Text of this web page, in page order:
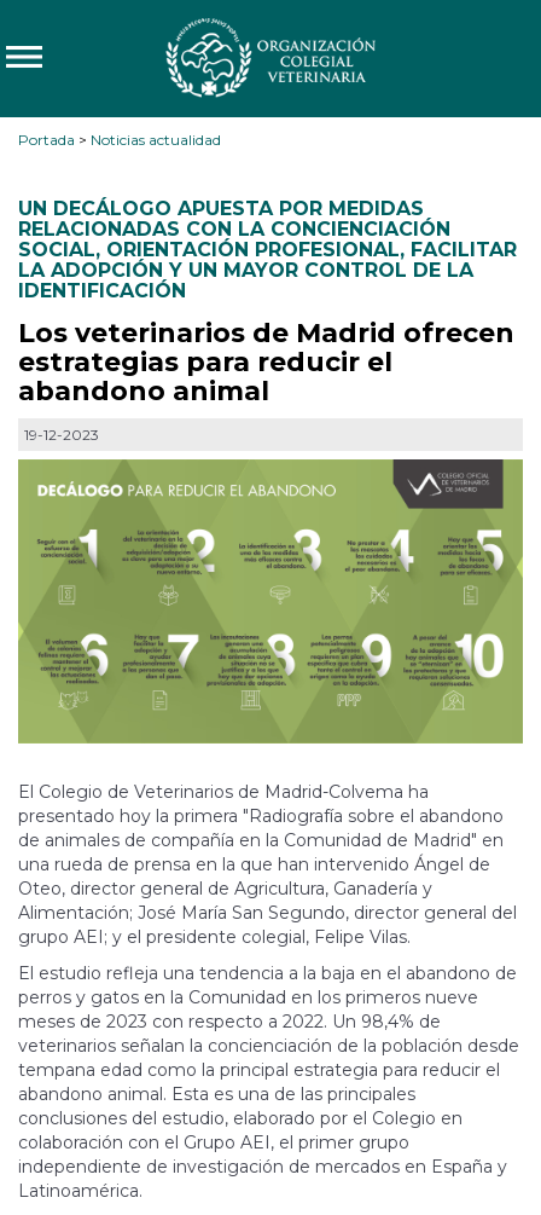
Portada > Noticias actualidad
UN DECÁLOGO APUESTA POR MEDIDAS
RELACIONADAS CON LA CONCIENCIACIÓN
SOCIAL, ORIENTACIÓN PROFESIONAL, FACILITAR
LA ADOPCIÓN Y UN MAYOR CONTROL DE LA
IDENTIFICACIÓN
Los veterinarios de Madrid ofrecen
estrategias para reducir el
abandono animal
19-12-2023
El Colegio de Veterinarios de Madrid-Colvema ha
presentado hoy la primera "Radiografía sobre el abandono
de animales de compañía en la Comunidad de Madrid" en
una rueda de prensa en la que han intervenido Ángel de
Oteo, director general de Agricultura, Ganadería y
Alimentación; José María San Segundo, director general del
grupo AEI; y el presidente colegial, Felipe Vilas.
El estudio refleja una tendencia a la baja en el abandono de
perros y gatos en la Comunidad en los primeros nueve
meses de 2023 con respecto a 2022. Un 98,4% de
veterinarios señalan la concienciación de la población desde
tempana edad como la principal estrategia para reducir el
abandono animal. Esta es una de las principales
conclusiones del estudio, elaborado por el Colegio en
colaboración con el Grupo AEI, el primer grupo
independiente de investigación de mercados en España y
Latinoamérica.